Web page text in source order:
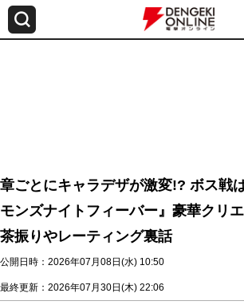
章ごとにキャラデザが激変!? ボス戦
モンズナイトフィーバー』豪華クリ
茶振りやレーティング裏話
公開日時：2026年07月08日(水) 10:50
最終更新：2026年07月30日(木) 22:06